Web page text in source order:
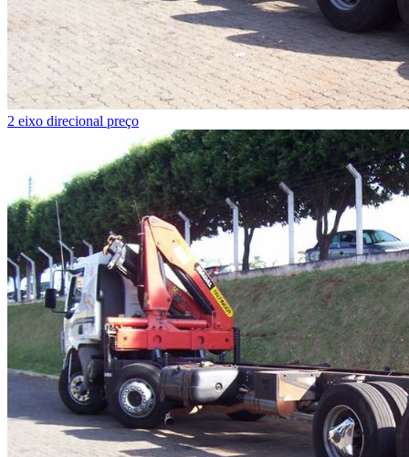
2 eixo direcional preço